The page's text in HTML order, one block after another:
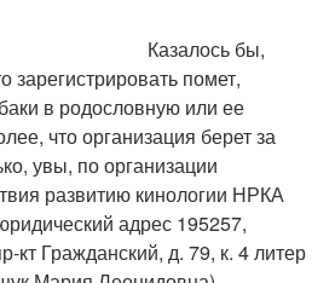
Казалось бы,
зарегистрировать помет,
в родословную или ее
что организация берет за
увы, по организации
развитию кинологии НРКА
адрес 195257,
кт Гражданский, д. 79, к. 4 литер